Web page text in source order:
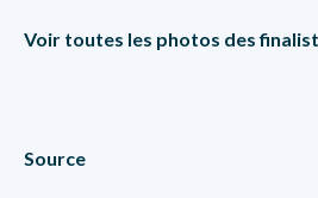
Voir toutes les photos des
Source